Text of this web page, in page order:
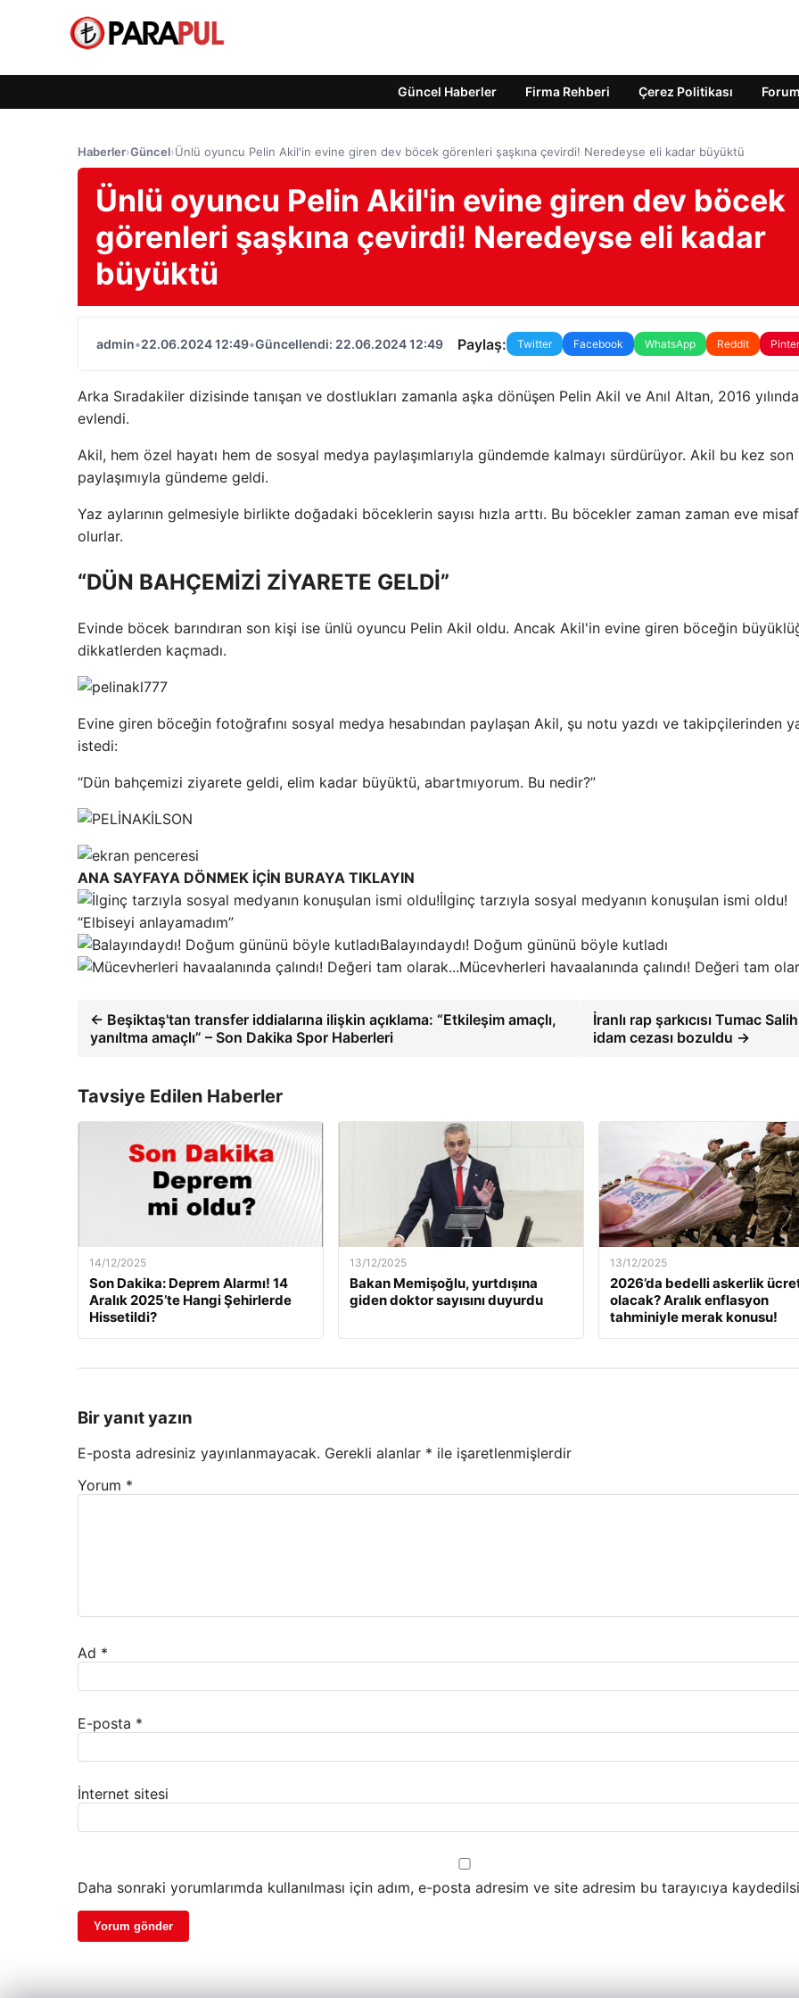
Güncel Haberler Firma Rehberi Çerez Politikası Forum
Haberler›Güncel›Ünlü oyuncu Pelin Akil'in evine giren dev böcek görenleri şaşkına çevirdi! Neredeyse eli kadar büyüktü
Ünlü oyuncu Pelin Akil'in evine giren dev böcek
görenleri şaşkına çevirdi! Neredeyse eli kadar
büyüktü
admin•22.06.2024 12:49•Güncellendi: 22.06.2024 12:49 Paylaş: Twitter Facebook WhatsApp Reddit
Arka Sıradakiler dizisinde tanışan ve dostlukları zamanla aşka dönüşen Pelin Akil ve Anıl Altan, 2016 yılında
evlendi.
Akil, hem özel hayatı hem de sosyal medya paylaşımlarıyla gündemde kalmayı sürdürüyor. Akil bu kez son
paylaşımıyla gündeme geldi.
Yaz aylarının gelmesiyle birlikte doğadaki böceklerin sayısı hızla arttı. Bu böcekler zaman zaman eve
olurlar.
“DÜN BAHÇEMİZİ ZİYARETE GELDİ”
Evinde böcek barındıran son kişi ise ünlü oyuncu Pelin Akil oldu. Ancak Akil'in evine giren böceğin
dikkatlerden kaçmadı.
Evine giren böceğin fotoğrafını sosyal medya hesabından paylaşan Akil, şu notu yazdı ve takipçilerinden
istedi:
“Dün bahçemizi ziyarete geldi, elim kadar büyüktü, abartmıyorum. Bu nedir?”
ANA SAYFAYA DÖNMEK İÇİN BURAYA TIKLAYIN
İlginç tarzıyla sosyal medyanın konuşulan ismi oldu!
“Elbiseyi anlayamadım”
Balayındaydı! Doğum gününü böyle kutladı
Mücevherleri havaalanında çalındı! Değeri tam
← Beşiktaş'tan transfer iddialarına ilişkin açıklama: “Etkileşim amaçlı,
yanıltma amaçlı” – Son Dakika Spor Haberleri
İranlı rap şarkıcısı Tumac
idam cezası bozuldu →
Tavsiye Edilen Haberler
14/12/2025
Son Dakika: Deprem Alarmı! 14
Aralık 2025’te Hangi Şehirlerde
Hissetildi?
13/12/2025
Bakan Memişoğlu, yurtdışına
giden doktor sayısını duyurdu
13/12/2025
2026’da bedelli askerlik
olacak? Aralık enflasyon
tahminiyle merak konusu!
Bir yanıt yazın
E-posta adresiniz yayınlanmayacak. Gerekli alanlar * ile işaretlenmişlerdir
Yorum *
Ad *
E-posta *
İnternet sitesi
Daha sonraki yorumlarımda kullanılması için adım, e-posta adresim ve site adresim bu tarayıcıya